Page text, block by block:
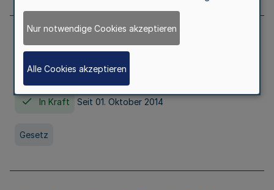
Gesetz über die Hochschulen des Landes
Nordrhein-Westfalen (Hochschulgesetz -
HG)
In Kraft Seit 01. Oktober 2014
Gesetz
Nur notwendige Cookies akzeptieren
Alle Cookies akzeptieren